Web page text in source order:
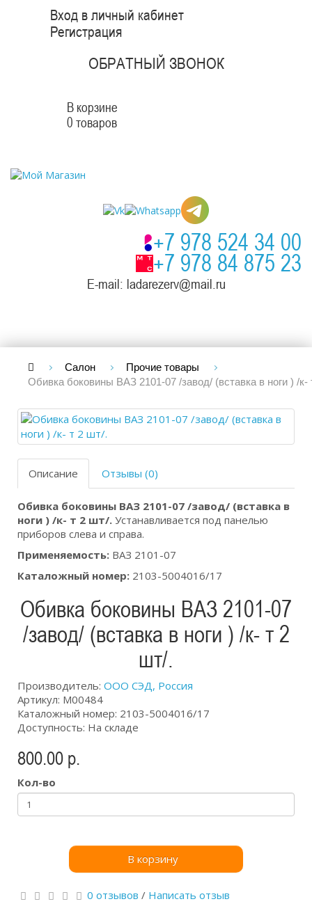
Вход в личный кабинет
Регистрация
ОБРАТНЫЙ ЗВОНОК
В корзине
0 товаров
+7 978 524 34 00
+7 978 84 875 23
E-mail: ladarezerv@mail.ru
Салон
Прочие товары
Обивка боковины ВАЗ 2101-07 /завод/ (вставка в ноги ) /к-
Описание Отзывы (0)
Обивка боковины ВАЗ 2101-07 /завод/ (вставка в
ноги ) /к- т 2 шт/. Устанавливается под панелью
приборов слева и справа.
Применяемость: ВАЗ 2101-07
Каталожный номер: 2103-5004016/17
Обивка боковины ВАЗ 2101-07
/завод/ (вставка в ноги ) /к- т 2
шт/.
Производитель: ООО СЭД, Россия
Артикул: М00484
Каталожный номер: 2103-5004016/17
Доступность: На складе
800.00 р.
Кол-во
В корзину
0 отзывов / Написать отзыв